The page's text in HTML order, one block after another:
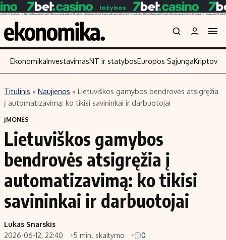
Turinys
Naujienos
Aplinka
Energetika
Ekonomika
Politika
Skaitykite
Įmonės
Žemės ūkis
Technologijos
Laisvalaikis
EkonomikaInvestavimasNT ir statybosEuropos Sąjunga
Titulinis » Naujienos » Lietuviškos gamybos bendrovės atsigręžia
į automatizavimą: ko tikisi savininkai ir darbuotojai
ĮMONĖS
Lietuviškos gamybos
bendrovės atsigręžia į
automatizavimą: ko tikisi
savininkai ir darbuotojai
Lukas Snarskis
2026-06-12, 22:40
5 min. skaitymo 0